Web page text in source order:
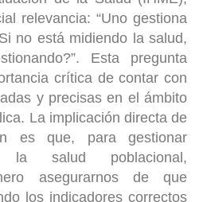
relevancia: “Uno gestiona
no está midiendo la salud,
Esta pregunta
crítica de contar con
y precisas en el ámbito
La implicación directa de
es que, para gestionar
la salud poblacional,
asegurarnos de que
los indicadores correctos